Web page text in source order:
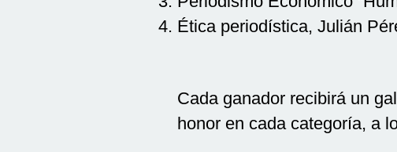
Ética periodística, Julián
Cada ganador recibirá un
honor en cada categoría, a